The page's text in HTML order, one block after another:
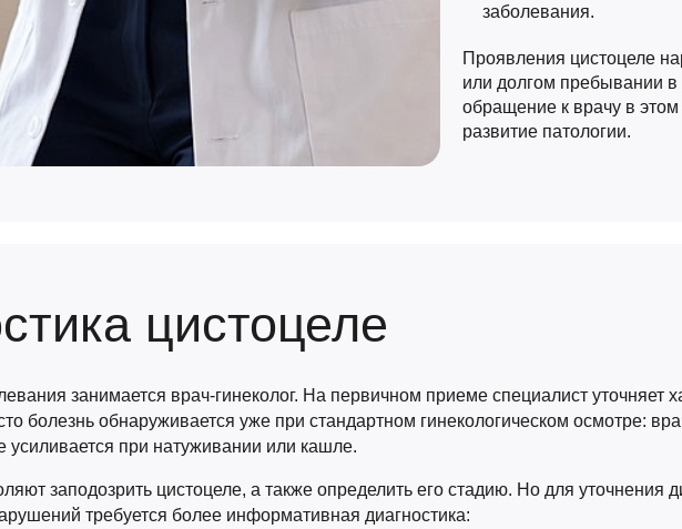
заболевания.
Проявления цистоцеле
или долгом пребывании
обращение к врачу в
развитие патологии.
цистоцеле
занимается врач-гинеколог. На первичном приеме специалист уточняет
болезнь обнаруживается уже при стандартном гинекологическом осмотре:
усиливается при натуживании или кашле.
заподозрить цистоцеле, а также определить его стадию. Но для уточнения
требуется более информативная диагностика: